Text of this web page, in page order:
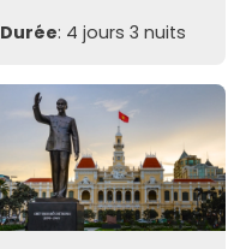
Durée: 4 jours 3 nuits